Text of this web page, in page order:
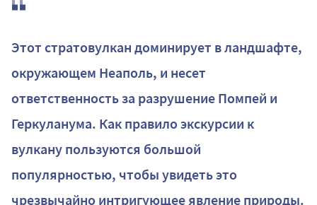
Этот стратовулкан доминирует в ландшафте,
окружающем Неаполь, и несет
ответственность за разрушение Помпей и
Геркуланума. Как правило экскурсии к
вулкану пользуются большой
популярностью, чтобы увидеть это
чрезвычайно интригующее явление природы.